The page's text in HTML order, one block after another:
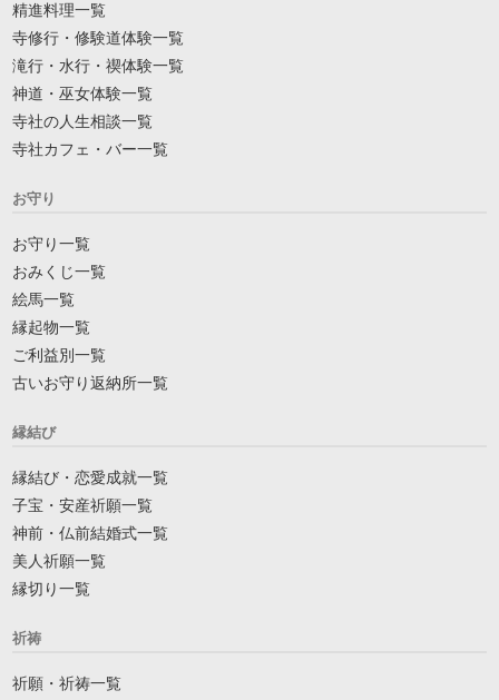
精進料理一覧
寺修行・修験道体験一覧
滝行・水行・禊体験一覧
神道・巫女体験一覧
寺社の人生相談一覧
寺社カフェ・バー一覧
お守り
お守り一覧
おみくじ一覧
絵馬一覧
縁起物一覧
ご利益別一覧
古いお守り返納所一覧
縁結び
縁結び・恋愛成就一覧
子宝・安産祈願一覧
神前・仏前結婚式一覧
美人祈願一覧
縁切り一覧
祈祷
祈願・祈祷一覧